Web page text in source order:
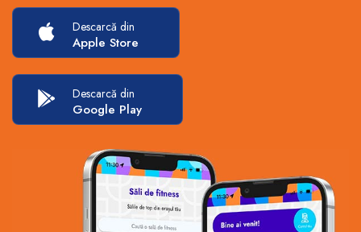
Descarcă din
Apple Store
Descarcă din
Google Play